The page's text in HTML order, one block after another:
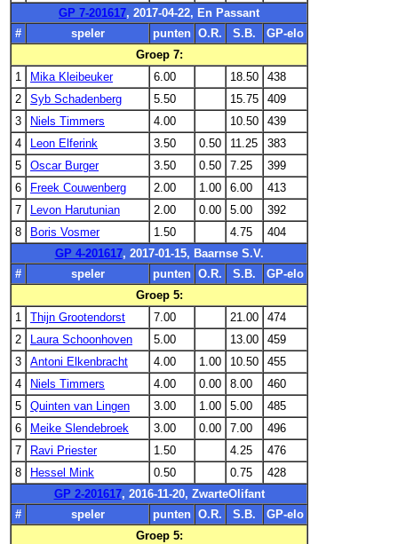
GP 7-201617, 2017-04-22, En Passant
#
speler punten O.R. S.B.
GP-elo
Groep 7:
1
Mika Kleibeuker 6.00 18.50
438
2
Syb Schadenberg 5.50 15.75
409
3
Niels Timmers 4.00 10.50
439
4
Leon Elferink 3.50 0.50 11.25
383
5
Oscar Burger 3.50 0.50 7.25
399
6
Freek Couwenberg 2.00 1.00 6.00
413
7
Levon Harutunian 2.00 0.00 5.00
392
8
Boris Vosmer 1.50 4.75
404
GP 4-201617, 2017-01-15, Baarnse S.V.
#
speler punten O.R. S.B.
GP-elo
Groep 5:
1
Thijn Grootendorst 7.00 21.00
474
2
Laura Schoonhoven 5.00 13.00
459
3
Antoni Elkenbracht 4.00 1.00 10.50
455
4
Niels Timmers 4.00 0.00 8.00
460
5
Quinten van Lingen 3.00 1.00 5.00
485
6
Meike Slendebroek 3.00 0.00 7.00
496
7
Ravi Priester 1.50 4.25
476
8
Hessel Mink 0.50 0.75
428
GP 2-201617, 2016-11-20, ZwarteOlifant
#
speler punten O.R. S.B.
GP-elo
Groep 5: